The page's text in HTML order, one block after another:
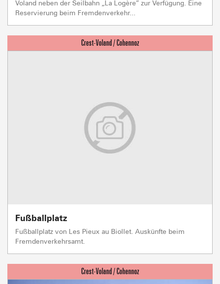
Voland neben der Seilbahn „La Logère” zur Verfügung. Eine
Reservierung beim Fremdenverkehr...
Fußballplatz
Fußballplatz von Les Pieux au Biollet. Auskünfte beim
Fremdenverkehrsamt.